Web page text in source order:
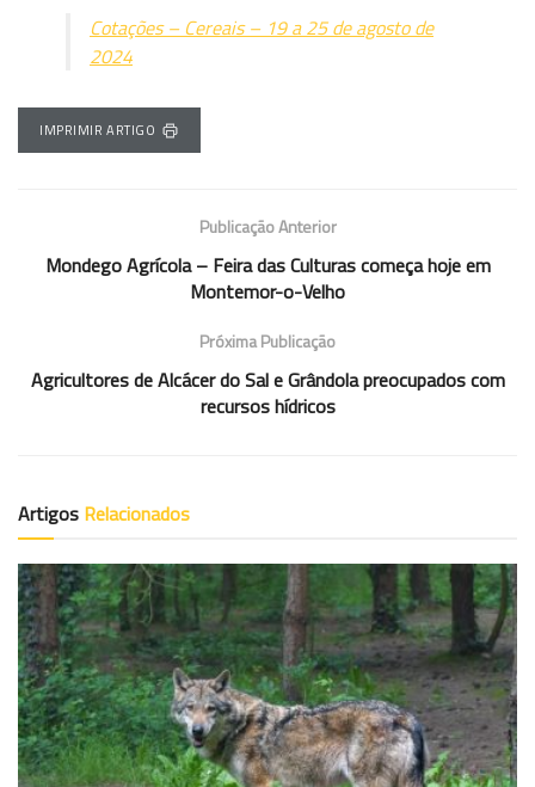
Cotações – Cereais – 19 a 25 de agosto de
2024
IMPRIMIR ARTIGO
Publicação Anterior
Mondego Agrícola – Feira das Culturas começa hoje em
Montemor-o-Velho
Próxima Publicação
Agricultores de Alcácer do Sal e Grândola preocupados com
recursos hídricos
Artigos Relacionados